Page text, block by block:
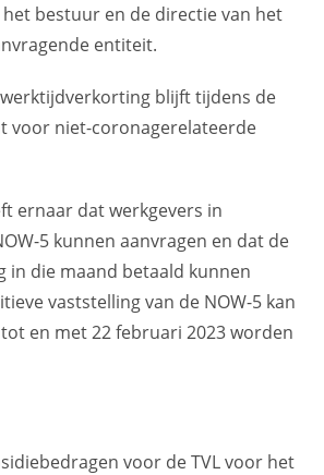
bestuur en de directie van het
entiteit.
blijft tijdens de
voor niet-coronagerelateerde
ernaar dat werkgevers in
5 kunnen aanvragen en dat de
in die maand betaald kunnen
vaststelling van de NOW-5 kan
en met 22 februari 2023 worden
voor de TVL voor het